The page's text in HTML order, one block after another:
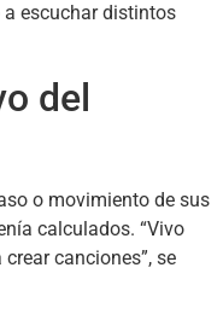
escuchar distintos
del
o movimiento de sus
calculados. “Vivo
canciones”, se